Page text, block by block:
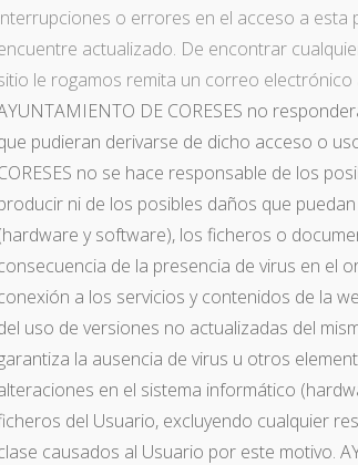
o errores en el acceso a esta
actualizado. De encontrar
le rogamos remita un correo electrónico
DE CORESES no
pudieran derivarse de dicho acceso o
no se hace responsable de los
ni de los posibles daños que
y software), los ficheros o
de la presencia de virus en el
a los servicios y contenidos de la
uso de versiones no actualizadas del
la ausencia de virus u otros
en el sistema informático
del Usuario, excluyendo cualquier
causados al Usuario por este motivo.